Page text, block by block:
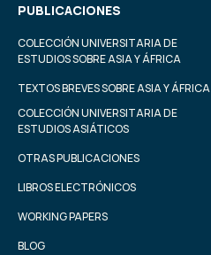
PUBLICACIONES
COLECCIÓN UNIVERSITARIA DE
ESTUDIOS SOBRE ASIA Y ÁFRICA
TEXTOS BREVES SOBRE ASIA Y ÁFRICA
COLECCIÓN UNIVERSITARIA DE
ESTUDIOS ASIÁTICOS
OTRAS PUBLICACIONES
LIBROS ELECTRÓNICOS
WORKING PAPERS
BLOG